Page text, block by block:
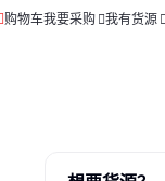
购物车我要采购 我有货源